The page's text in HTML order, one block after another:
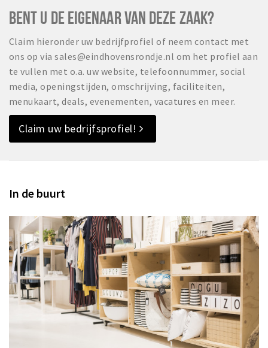
BENT U DE EIGENAAR VAN DEZE ZAAK?
Claim hieronder uw bedrijfprofiel of neem contact met
ons op via sales@eindhovensrondje.nl om het profiel aan
te vullen met o.a. uw website, telefoonnummer, social
media, openingstijden, omschrijving, faciliteiten,
menukaart, deals, evenementen, vacatures en meer.
Claim uw bedrijfsprofiel!
In de buurt